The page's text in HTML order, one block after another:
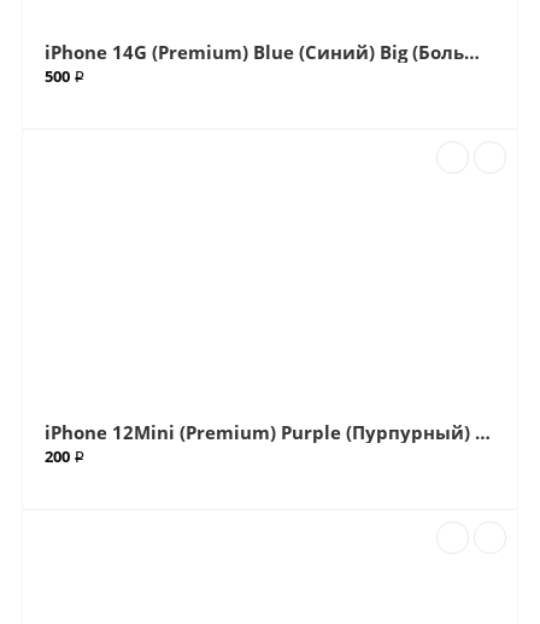
iPhone 14G (Premium) Blue (Синий) Big (Большой вырез) Крышка в сборе с окошками камеры (Артикул.ГС-507)
500 ₽
iPhone 12Mini (Premium) Purple (Пурпурный) Big (Большой вырез) крышка (Артикул.ГС-502)
200 ₽